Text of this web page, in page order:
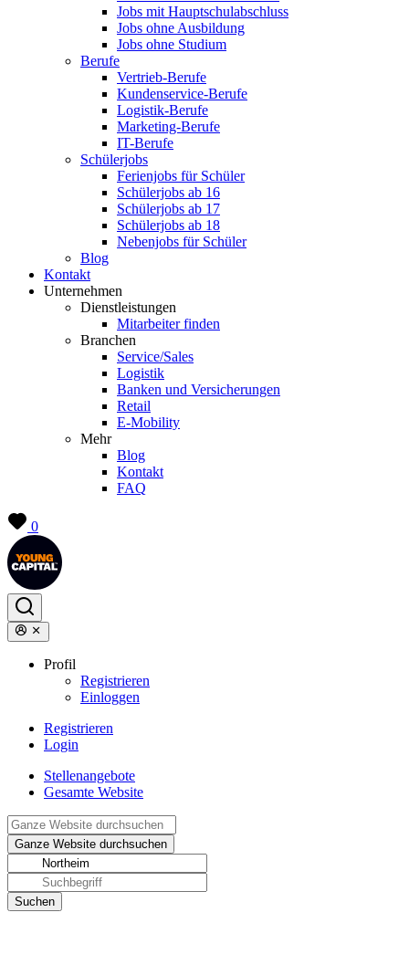
Jobs mit Hauptschulabschluss
Jobs ohne Ausbildung
Jobs ohne Studium
Berufe
Vertrieb-Berufe
Kundenservice-Berufe
Logistik-Berufe
Marketing-Berufe
IT-Berufe
Schülerjobs
Ferienjobs für Schüler
Schülerjobs ab 16
Schülerjobs ab 17
Schülerjobs ab 18
Nebenjobs für Schüler
Blog
Kontakt
Unternehmen
Dienstleistungen
Mitarbeiter finden
Branchen
Service/Sales
Logistik
Banken und Versicherungen
Retail
E-Mobility
Mehr
Blog
Kontakt
FAQ
0
Profil
Registrieren
Einloggen
Registrieren
Login
Stellenangebote
Gesamte Website